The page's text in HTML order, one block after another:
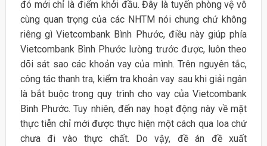
đó mới chỉ là điểm khởi đầu. Đây là tuyến phòng vệ vô
cùng quan trọng của các NHTM nói chung chứ không
riêng gì Vietcombank Bình Phước, điều này giúp phía
Vietcombank Bình Phước lường trước được, luôn theo
dõi sát sao các khoản vay của mình. Trên nguyên tắc,
công tác thanh tra, kiểm tra khoản vay sau khi giải ngân
là bắt buộc trong quy trình cho vay của Vietcombank
Bình Phước. Tuy nhiên, đến nay hoạt động này về mặt
thực tiễn chỉ mới được thực hiện một cách qua loa chứ
chưa đi vào thực chất. Do vậy, đề án đề xuất